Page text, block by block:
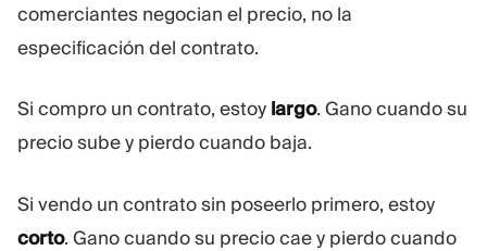
comerciantes negocian el precio, no la
especificación del contrato.
Si compro un contrato, estoy largo. Gano cuando su
precio sube y pierdo cuando baja.
Si vendo un contrato sin poseerlo primero, estoy
corto. Gano cuando su precio cae y pierdo cuando